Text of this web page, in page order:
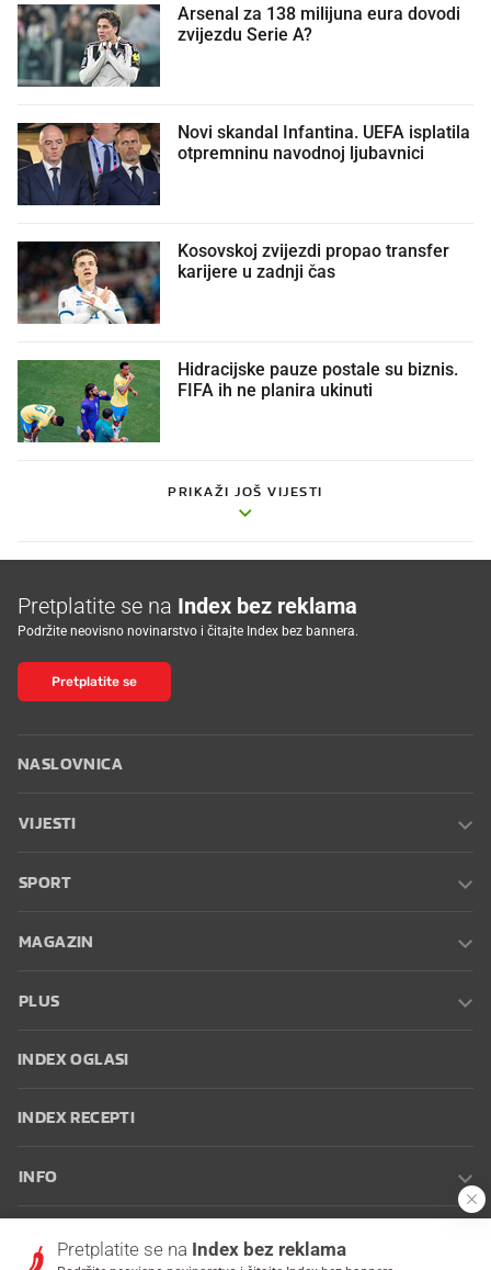
Arsenal za 138 milijuna eura dovodi
zvijezdu Serie A?
Novi skandal Infantina. UEFA isplatila
otpremninu navodnoj ljubavnici
Kosovskoj zvijezdi propao transfer
karijere u zadnji čas
Hidracijske pauze postale su biznis.
FIFA ih ne planira ukinuti
PRIKAŽI JOŠ VIJESTI
Pretplatite se na Index bez reklama
Podržite neovisno novinarstvo i čitajte Index bez bannera.
Pretplatite se
NASLOVNICA
VIJESTI
SPORT
MAGAZIN
PLUS
INDEX OGLASI
INDEX RECEPTI
INFO
korištenja
Postavke kolačića
Pretplatite se na Index bez reklama